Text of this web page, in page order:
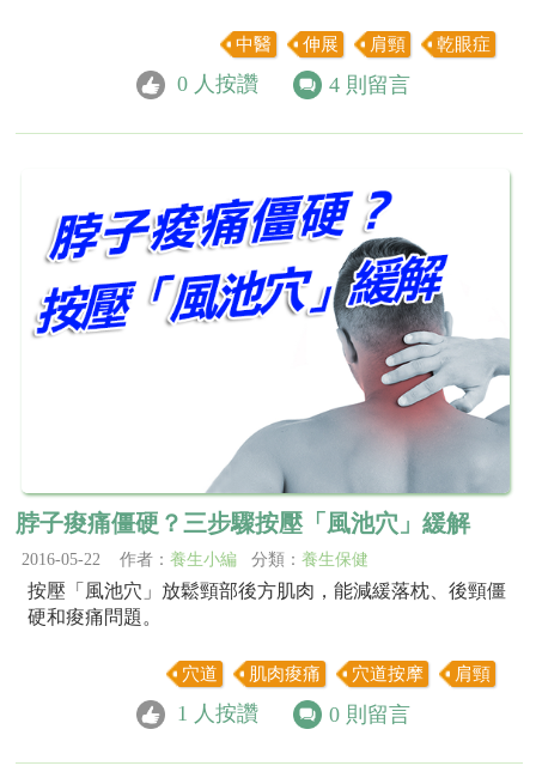
中醫 伸展 肩頸 乾眼症
0 人按讚 4 則留言
脖子痠痛僵硬？三步驟按壓「風池穴」緩解
2016-05-22 作者： 養生小編 分類： 養生保健
按壓「風池穴」放鬆頸部後方肌肉，能減緩落枕、後頸僵
硬和痠痛問題。
穴道 肌肉痠痛 穴道按摩 肩頸
1 人按讚 0 則留言